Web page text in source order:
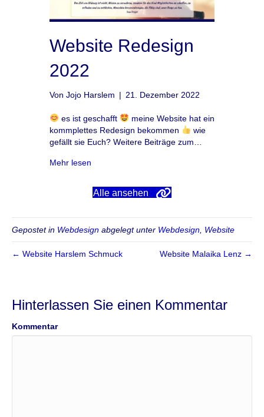
Website Redesign
2022
Von Jojo Harslem | 21. Dezember 2022
es ist geschafft
meine Website hat ein
kommplettes Redesign bekommen
wie
gefällt sie Euch? Weitere Beiträge zum…
Mehr lesen
Alle ansehen
Gepostet in Webdesign abgelegt unter Webdesign Website
← Website Harslem Schmuck Website Malaika Lenz →
Hinterlassen Sie einen Kommentar
Kommentar